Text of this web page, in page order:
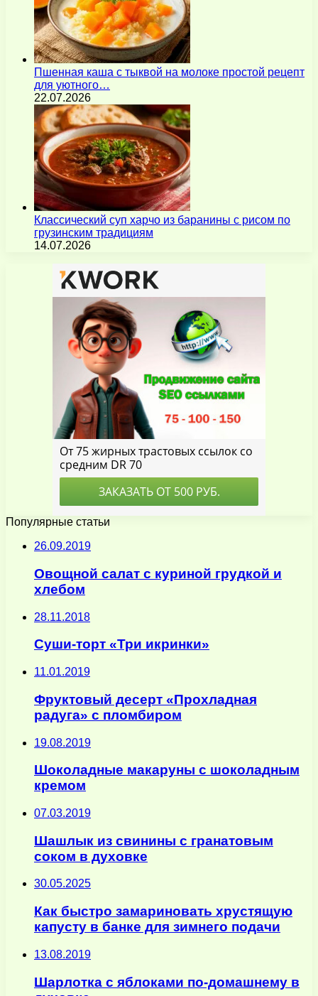
Пшенная каша с тыквой на молоке простой рецепт
для уютного…
22.07.2026
Классический суп харчо из баранины с рисом по
грузинским традициям
14.07.2026
Популярные статьи
26.09.2019
Овощной салат с куриной грудкой и
хлебом
28.11.2018
Суши-торт «Три икринки»
11.01.2019
Фруктовый десерт «Прохладная
радуга» с пломбиром
19.08.2019
Шоколадные макаруны с шоколадным
кремом
07.03.2019
Шашлык из свинины с гранатовым
соком в духовке
30.05.2025
Как быстро замариновать хрустящую
капусту в банке для зимнего подачи
13.08.2019
Шарлотка с яблоками по-домашнему в